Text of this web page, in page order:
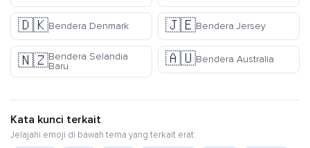
🇩🇰Bendera Denmark 🇯🇪Bendera Jersey
🇳🇿Bendera Selandia
Baru
🇦🇺Bendera Australia
Kata kunci terkait
Jelajahi emoji di bawah tema yang terkait erat: